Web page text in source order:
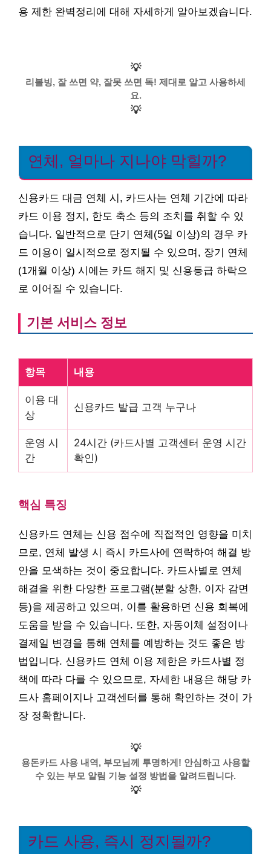
용 제한 완벽정리에 대해 자세하게 알아보겠습니다.
💡
리볼빙, 잘 쓰면 약, 잘못 쓰면 독! 제대로 알고 사용하세
요.
💡
연체, 얼마나 지나야 막힐까?
신용카드 대금 연체 시, 카드사는 연체 기간에 따라
카드 이용 정지, 한도 축소 등의 조치를 취할 수 있
습니다. 일반적으로 단기 연체(5일 이상)의 경우 카
드 이용이 일시적으로 정지될 수 있으며, 장기 연체
(1개월 이상) 시에는 카드 해지 및 신용등급 하락으
로 이어질 수 있습니다.
기본 서비스 정보
항목 내용
이용 대
상
신용카드 발급 고객 누구나
운영 시
간
24시간 (카드사별 고객센터 운영 시간
확인)
핵심 특징
신용카드 연체는 신용 점수에 직접적인 영향을 미치
므로, 연체 발생 시 즉시 카드사에 연락하여 해결 방
안을 모색하는 것이 중요합니다. 카드사별로 연체
해결을 위한 다양한 프로그램(분할 상환, 이자 감면
등)을 제공하고 있으며, 이를 활용하면 신용 회복에
도움을 받을 수 있습니다. 또한, 자동이체 설정이나
결제일 변경을 통해 연체를 예방하는 것도 좋은 방
법입니다. 신용카드 연체 이용 제한은 카드사별 정
책에 따라 다를 수 있으므로, 자세한 내용은 해당 카
드사 홈페이지나 고객센터를 통해 확인하는 것이 가
장 정확합니다.
💡
용돈카드 사용 내역, 부모님께 투명하게! 안심하고 사용할
수 있는 부모 알림 기능 설정 방법을 알려드립니다.
💡
카드 사용, 즉시 정지될까?